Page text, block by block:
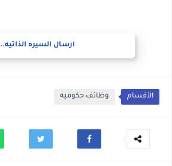
ارسال السيره الذاتيه..
الأقسام وظائف حكوميه